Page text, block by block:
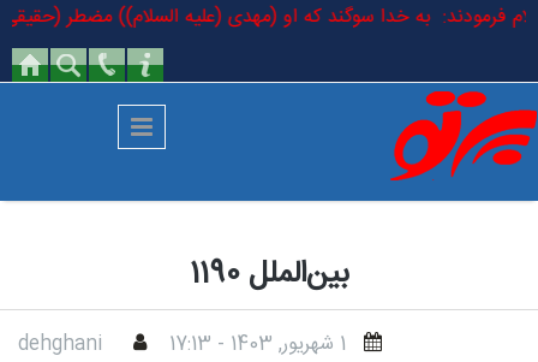
رفتن به محتوای اصلی
السلام فرمودند: به خدا سوگند که او (مهدی (علیه السلام)) مضطر
بین‌الملل 1190
1 شهريور, 1403 - 17:13 dehghani